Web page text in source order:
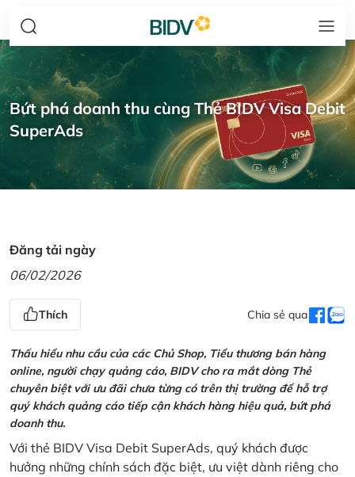
Bứt phá doanh thu cùng Thẻ BIDV Visa Debit
SuperAds
Đăng tải ngày
06/02/2026
Thích Chia sẻ qua
Thấu hiểu nhu cầu của các Chủ Shop, Tiểu thương bán hàng
online, người chạy quảng cáo, BIDV cho ra mắt dòng Thẻ
chuyên biệt với ưu đãi chưa từng có trên thị trường để hỗ trợ
quý khách quảng cáo tiếp cận khách hàng hiệu quả, bứt phá
doanh thu.
Với thẻ BIDV Visa Debit SuperAds, quý khách được
hưởng những chính sách đặc biệt, ưu việt dành riêng cho